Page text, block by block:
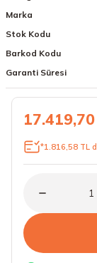
Marka
Stok Kodu
Barkod Kodu
Garanti Süresi
*1.816,58 TL